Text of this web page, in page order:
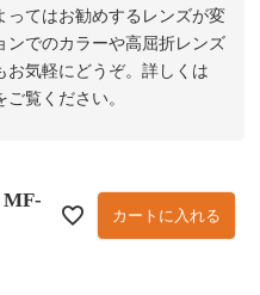
ってはお勧めするレンズが変
ンでのカラーや高屈折レンズ
お気軽にどうぞ。詳しくは
ご覧ください。
カートに入れる